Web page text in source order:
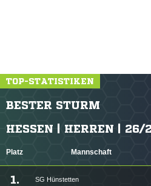
TOP-STATISTIKEN
BESTER STURM
HESSEN | HERREN | 26/
Platz Mannschaft
1. SG Hünstetten